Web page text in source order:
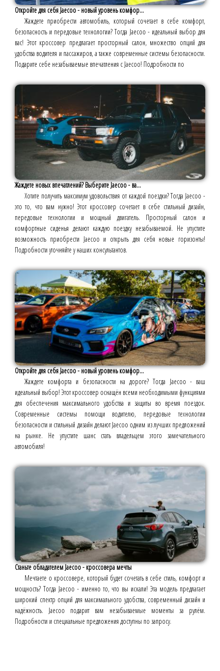
Откройте для себя Jaecoo - новый уровень комфор...
Жаждете приобрести автомобиль, который сочетает в себе комфорт,
безопасность и передовые технологии? Тогда Jaecoo - идеальный выбор для
вас! Этот кроссовер предлагает просторный салон, множество опций для
удобства водителя и пассажиров, а также современные системы безопасности.
Подарите себе незабываемые впечатления с Jaecoo! Подробности по
Жаждете новых впечатлений? Выберите Jaecoo - ва...
Хотите получить максимум удовольствия от каждой поездки? Тогда Jaecoo -
это то, что вам нужно! Этот кроссовер сочетает в себе стильный дизайн,
передовые технологии и мощный двигатель. Просторный салон и
комфортные сиденья делают каждую поездку незабываемой. Не упустите
возможность приобрести Jaecoo и открыть для себя новые горизонты!
Подробности уточняйте у наших консультантов.
Откройте для себя Jaecoo - новый уровень комфор...
Жаждете комфорта и безопасности на дороге? Тогда Jaecoo - ваш
идеальный выбор! Этот кроссовер оснащён всеми необходимыми функциями
для обеспечения максимального удобства и защиты во время поездок.
Современные системы помощи водителю, передовые технологии
безопасности и стильный дизайн делают Jaecoo одним из лучших предложений
на рынке. Не упустите шанс стать владельцем этого замечательного
автомобиля!
Станьте обладателем Jaecoo - кроссовера мечты
Мечтаете о кроссовере, который будет сочетать в себе стиль, комфорт и
мощность? Тогда Jaecoo - именно то, что вы искали! Эта модель предлагает
широкий спектр опций для максимального удобства, современный дизайн и
надёжность. Jaecoo подарит вам незабываемые моменты за рулём.
Подробности и специальные предложения доступны по запросу.